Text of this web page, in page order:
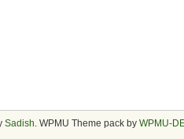
Sadish . WPMU Theme pack by WPMU-